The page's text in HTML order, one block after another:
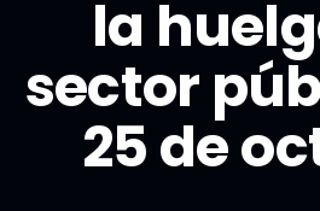
la
sector
25 de